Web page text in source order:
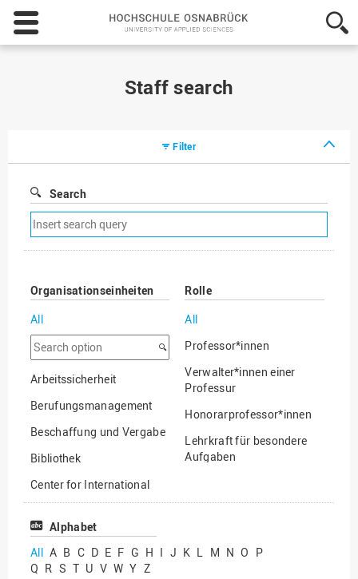
Hochschule
Osnabrück
-
Staff search
Filter
Search
Remove
search
filter
Organisationseinheiten
All
Search
option
Arbeitssicherheit
Berufungsmanagement
Beschaffung und Vergabe
Bibliothek
Center for International
Mobility
Center for International
Chancengerechtigkeit
Rolle
All
Professor*innen
Verwalter*innen einer
Professur
Honorarprofessor*innen
Lehrkraft für besondere
Aufgaben
Professor*innen im
Alphabet
All A B C D E F G H I J K L M N O P
Q R S T U V W Y Z